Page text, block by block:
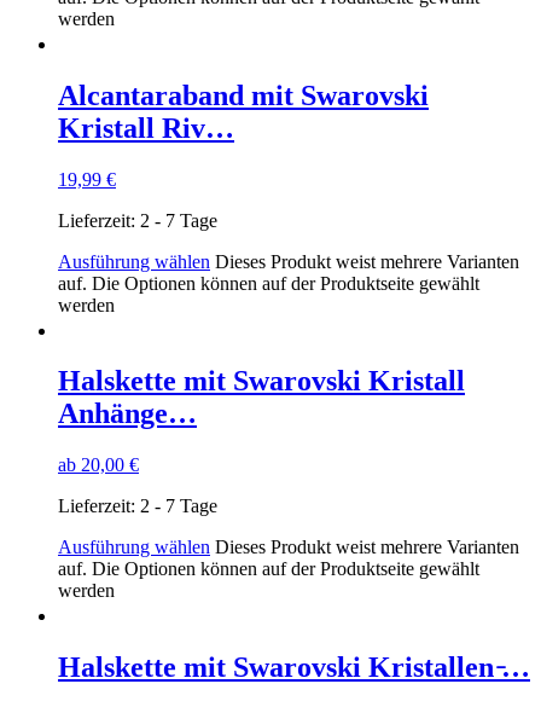
werden
Alcantaraband mit Swarovski
Kristall Riv…
19,99 €
Lieferzeit: 2 - 7 Tage
Ausführung wählen Dieses Produkt weist mehrere Varianten
auf. Die Optionen können auf der Produktseite gewählt
werden
Halskette mit Swarovski Kristall
Anhänge…
ab 20,00 €
Lieferzeit: 2 - 7 Tage
Ausführung wählen Dieses Produkt weist mehrere Varianten
auf. Die Optionen können auf der Produktseite gewählt
werden
Halskette mit Swarovski Kristallen ̵…